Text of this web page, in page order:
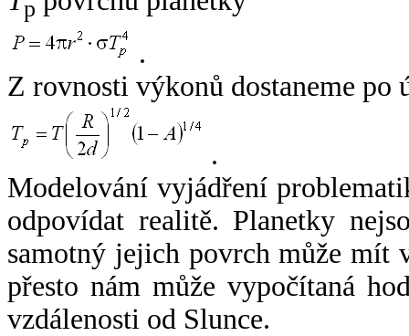
p
.
Z rovnosti výkonů dostaneme po
.
Modelování vyjádření
odpovídat realitě. Planetky
samotný jejich povrch může mít
přesto nám může vypočítaná
vzdálenosti od Slunce.